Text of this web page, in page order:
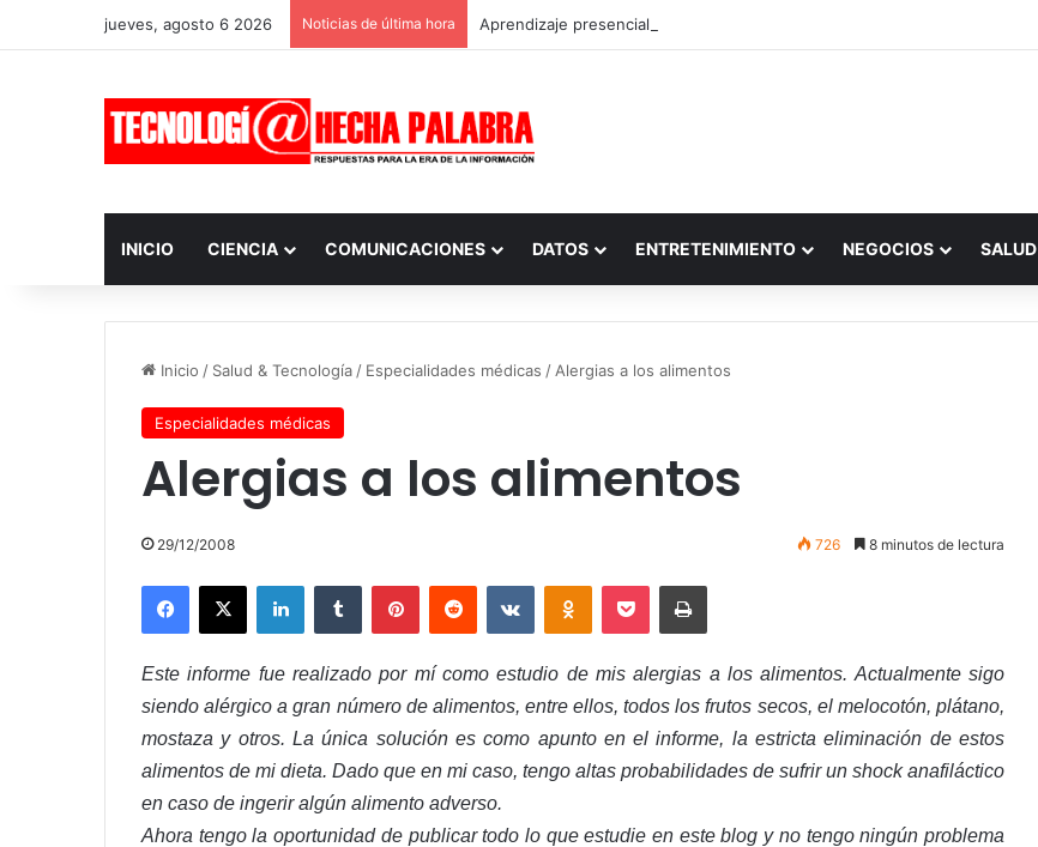
jueves, agosto 6 2026 Noticias de última hora Aprendizaje presencial vs. por internet
INICIO CIENCIA COMUNICACIONES DATOS ENTRETENIMIENTO NEGOCIOS SALUD
Inicio / Salud & Tecnología / Especialidades médicas / Alergias a los alimentos
Especialidades médicas
Alergias a los alimentos
29/12/2008 726 8 minutos de lectura
Facebook
X LinkedInTumblr PinterestReddit VKontakteOdnoklassniki
Pocket Imprimir
Este informe fue realizado por mí como estudio de mis alergias a los alimentos. Actualmente sigo
siendo alérgico a gran número de alimentos, entre ellos, todos los frutos secos, el melocotón, plátano,
mostaza y otros. La única solución es como apunto en el informe, la estricta eliminación de estos
alimentos de mi dieta. Dado que en mi caso, tengo altas probabilidades de sufrir un shock anafiláctico
en caso de ingerir algún alimento adverso.
Ahora tengo la oportunidad de publicar todo lo que estudie en este blog y no tengo ningún problema